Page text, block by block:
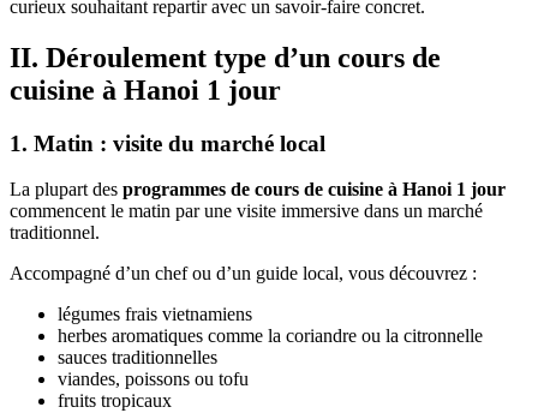
curieux souhaitant repartir avec un savoir-faire concret.
II. Déroulement type d’un cours de
cuisine à Hanoi 1 jour
1. Matin : visite du marché local
La plupart des programmes de cours de cuisine à Hanoi 1 jour
commencent le matin par une visite immersive dans un marché
traditionnel.
Accompagné d’un chef ou d’un guide local, vous découvrez :
légumes frais vietnamiens
herbes aromatiques comme la coriandre ou la citronnelle
sauces traditionnelles
viandes, poissons ou tofu
fruits tropicaux